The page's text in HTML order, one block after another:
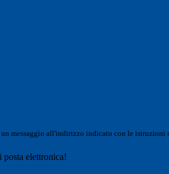
messaggio all'indirizzo indicato con le istruzioni
elettronica!